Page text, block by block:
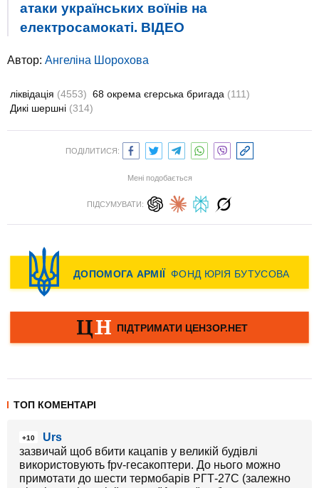
атаки українських воїнів на
електросамокаті. ВIДЕО
Автор: Ангеліна Шорохова
ліквідація (4553) 68 окрема єгерська бригада (111)
Дикі шершні (314)
ПОДІЛИТИСЯ:
Мені подобається
ПІДСУМУВАТИ:
ТОП КОМЕНТАРІ
+10
Urs
зазвичай щоб вбити кацапів у великій будівлі
використовують fpv-гесакоптери. До нього можно
примотати до шести термобарів РГТ-27С (залежно